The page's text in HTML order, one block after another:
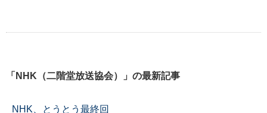
「NHK（二階堂放送協会）」の最新記事
NHK、とうとう最終回